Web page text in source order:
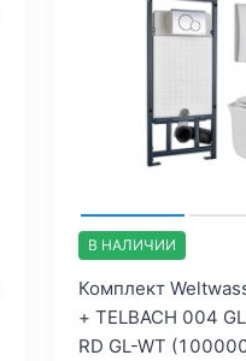
В НАЛИЧИИ
Комплект
+ TELBACH 004
RD GL-WT